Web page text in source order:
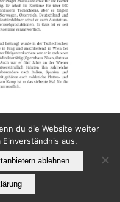
du die Website weiter
aus.
ablehnen